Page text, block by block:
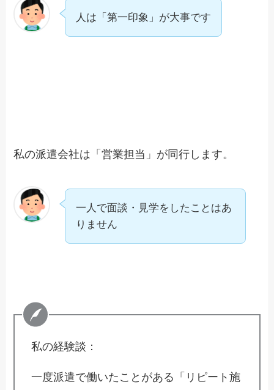
人は「第一印象」が大事です
私の派遣会社は「営業担当」が同行します。
一人で面談・見学をしたことはあ
りません
私の経験談：
一度派遣で働いたことがある「リピート施